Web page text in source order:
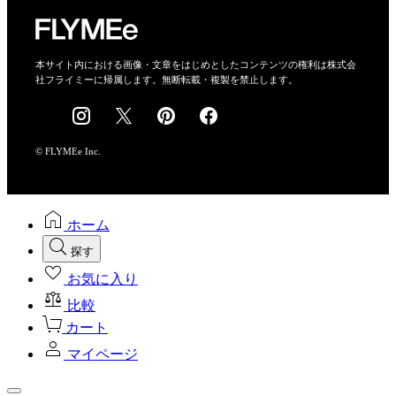
会社概要
採用情報
本サイト内における画像・文章をはじめとしたコンテンツの権利は株式会
社フライミーに帰属します。無断転載・複製を禁止します。
© FLYMEe Inc.
ホーム
探す
お気に入り
比較
カート
マイページ